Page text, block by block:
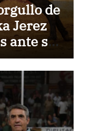
de
Jerez
ante su